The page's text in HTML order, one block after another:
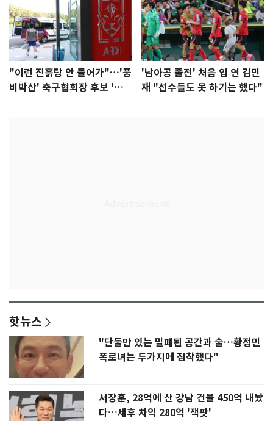
"이런 진흙탕 안 들어가"…'풍
비박산' 축구협회장 후보 '실
'남아공 졸전' 처음 입 연 김민
재 "선수들도 못 하기는 했다"
핫뉴스
"단둘만 있는 밀폐된 공간과 술…황정민
폭로녀는 두가지에 집착했다"
서장훈, 28억에 산 강남 건물 450억 내놨
다…세후 차익 280억 '잭팟'